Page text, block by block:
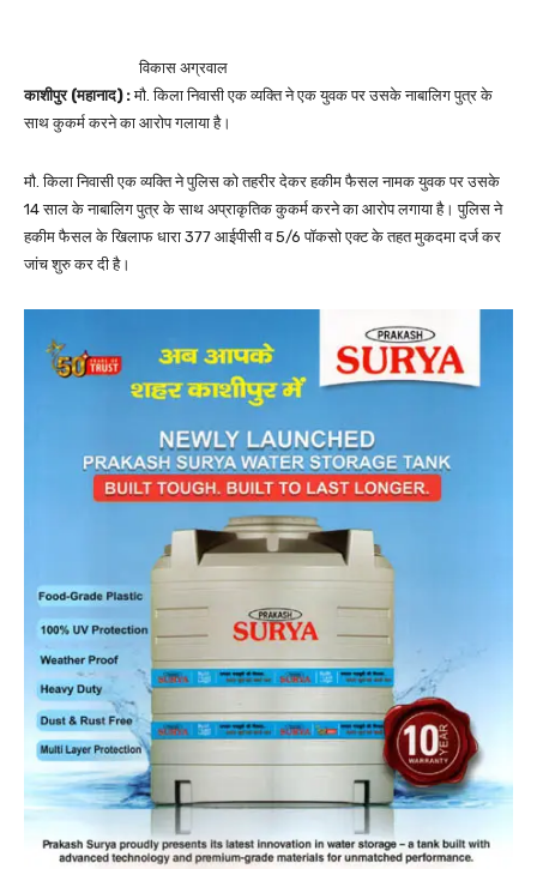
विकास अग्रवाल
काशीपुर (महानाद) :मौ. किला निवासी एक व्यक्ति ने एक युवक पर उसके नाबालिग पुत्र के
साथ कुकर्म करने का आरोप गलाया है।
मौ. किला निवासी एक व्यक्ति ने पुलिस को तहरीर देकर हकीम फैसल नामक युवक पर उसके
14 साल के नाबालिग पुत्र के साथ अप्राकृतिक कुकर्म करने का आरोप लगाया है। पुलिस ने
हकीम फैसल के खिलाफ धारा 377 आईपीसी व 5/6 पॉकसो एक्ट के तहत मुकदमा दर्ज कर
जांच शुरु कर दी है।